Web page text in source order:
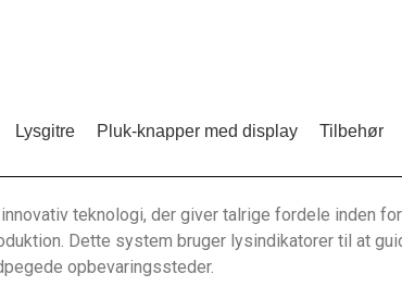
Lysgitre Pluk-knapper med display Tilbehør
teknologi, der giver talrige fordele inden
Dette system bruger lysindikatorer til at
opbevaringssteder.